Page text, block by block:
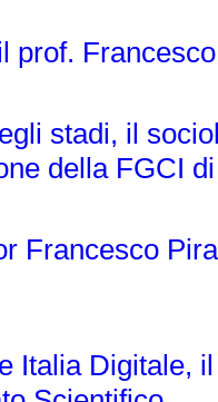
prof.
stadi, il
della FGCI
Francesco
Italia Digitale,